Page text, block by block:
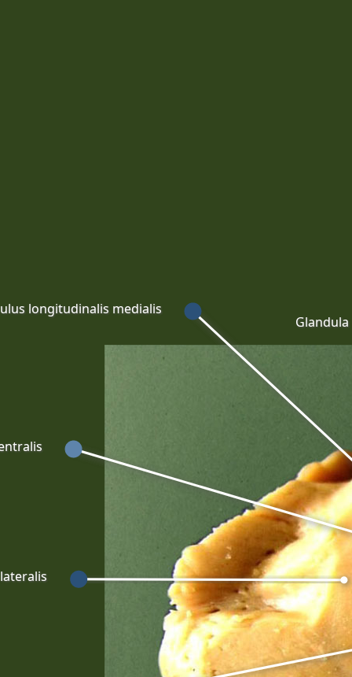
longitudinalis medialis